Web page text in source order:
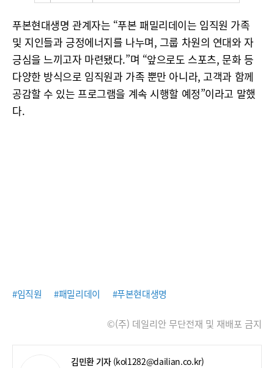
푸본현대생명 관계자는 “푸본 패밀리데이는 임직원 가족
및 지인들과 긍정에너지를 나누며, 그룹 차원의 연대와 자
긍심을 느끼고자 마련됐다.”며 “앞으로도 스포츠, 문화 등
다양한 방식으로 임직원과 가족 뿐만 아니라, 고객과 함께
공감할 수 있는 프로그램을 계속 시행할 예정”이라고 말했
다.
#임직원 #패밀리데이 #푸본현대생명
©(주) 데일리안 무단전재 및 재배포 금지
김민환 기자 (kol1282@dailian.co.kr)